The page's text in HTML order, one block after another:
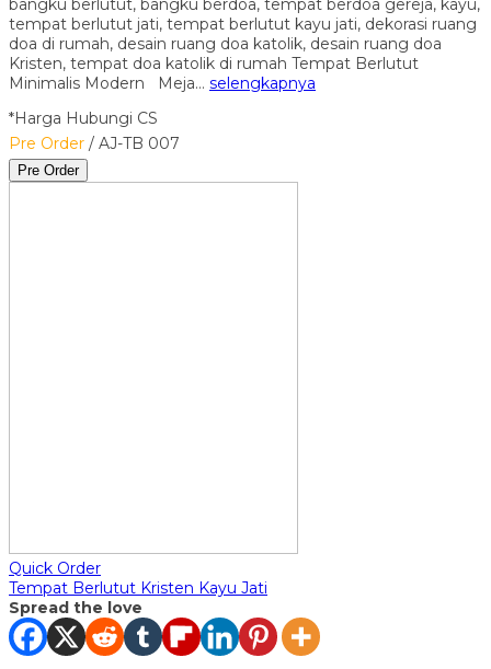
bangku berlutut, bangku berdoa, tempat berdoa gereja, kayu,
tempat berlutut jati, tempat berlutut kayu jati, dekorasi ruang
doa di rumah, desain ruang doa katolik, desain ruang doa
Kristen, tempat doa katolik di rumah Tempat Berlutut
Minimalis Modern Meja… selengkapnya
*Harga Hubungi CS
Pre Order / AJ-TB 007
Pre Order
Quick Order
Tempat Berlutut Kristen Kayu Jati
Spread the love